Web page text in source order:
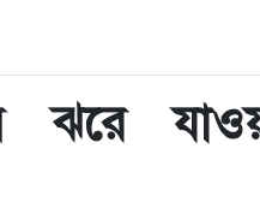
ঝরে